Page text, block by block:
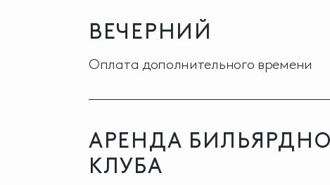
ВЕЧЕРНИЙ
Оплата дополнительного времени
АРЕНДА
КЛУБА